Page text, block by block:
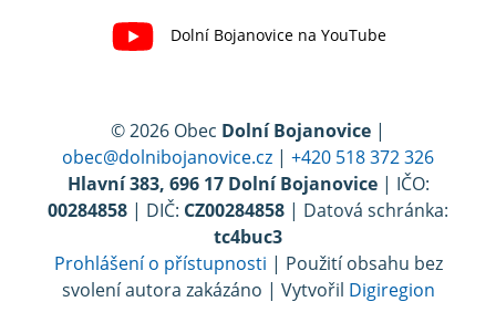
Dolní Bojanovice na YouTube
© 2026 Obec Dolní Bojanovice |
obec@dolnibojanovice.cz | +420 518 372 326
Hlavní 383, 696 17 Dolní Bojanovice| IČO:
00284858 | DIČ: CZ00284858 | Datová schránka:
tc4buc3
Prohlášení o přístupnosti | Použití obsahu bez
svolení autora zakázáno | Vytvořil Digiregion